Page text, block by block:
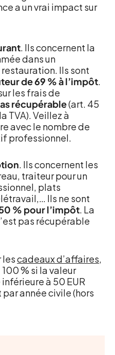
a un vrai impact sur
. Ils concernent la
dans un
Ils sont
de 69 % à l’impôt.
les frais de
récupérable(art. 45
TVA). Veillez à
avec le nombre de
professionnel.
. Ils concernent les
traiteur pour un
plats
Ils ne sont
% pour l’impôt. La
pas récupérable
lescadeaux d’affaires,
% si la valeur
à 50 EUR
année civile (hors